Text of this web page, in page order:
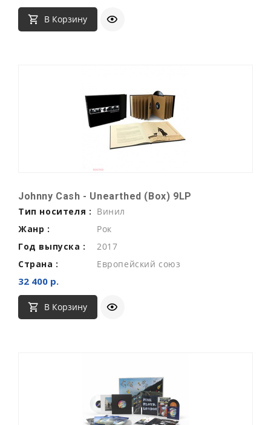
В Корзину
Johnny Cash - Unearthed (Box) 9LP
Тип носителя : Винил
Жанр :
Рок
Год выпуска :
2017
Страна :
Европейский союз
32 400 р.
В Корзину